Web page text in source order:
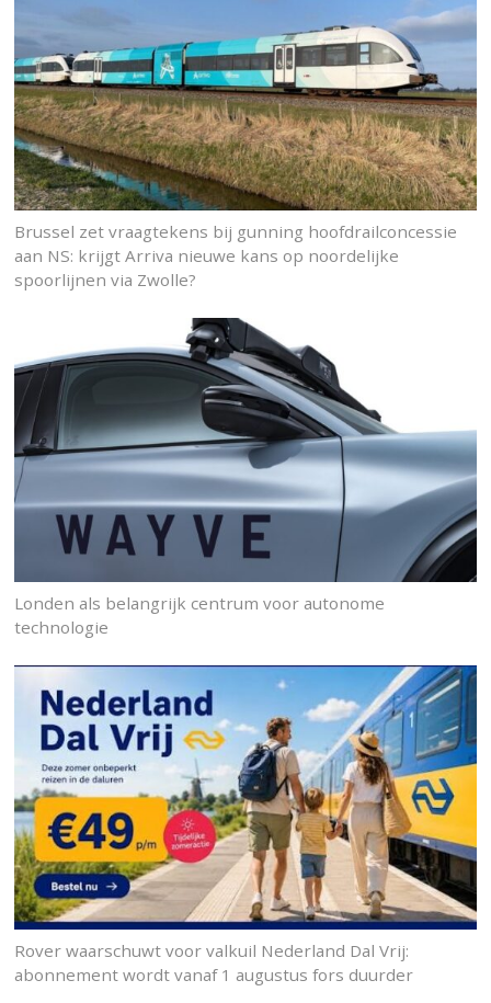
Brussel zet vraagtekens bij gunning hoofdrailconcessie
aan NS: krijgt Arriva nieuwe kans op noordelijke
spoorlijnen via Zwolle?
Londen als belangrijk centrum voor autonome
technologie
Rover waarschuwt voor valkuil Nederland Dal Vrij:
abonnement wordt vanaf 1 augustus fors duurder